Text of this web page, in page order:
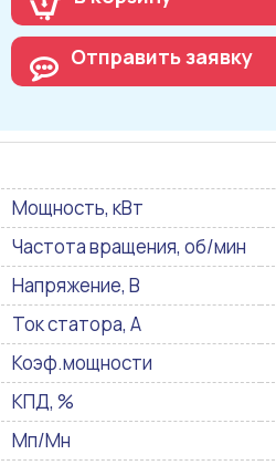
Отправить заявку
Мощность, кВт
Частота вращения, об/мин
Напряжение, В
Ток статора, А
Коэф.мощности
КПД, %
Мп/Мн